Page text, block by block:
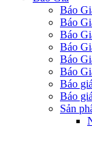
Báo
Báo
Báo
Báo
Báo
Báo
Báo
Báo
Sản